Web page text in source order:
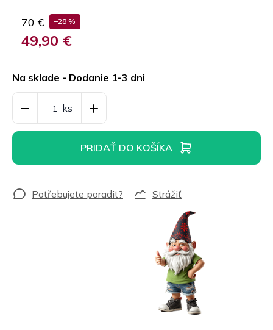
70 € –28 %
49,90 €
cena:
Na sklade - Dodanie 1-3 dni
PRIDAŤ DO KOŠÍKA
Strážiť